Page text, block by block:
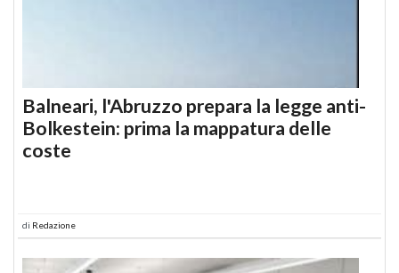
Balneari, l'Abruzzo prepara la legge anti-
Bolkestein: prima la mappatura delle
coste
di Redazione